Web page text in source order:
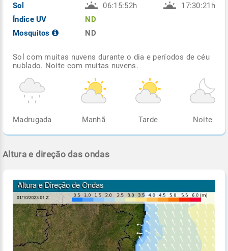
Sol
Índice UV
Mosquitos
06:15:52h
ND
ND
17:30:21h
Sol com muitas nuvens durante o dia e períodos de céu
nublado. Noite com muitas nuvens.
Madrugada Manhã Tarde Noite
Altura e direção das ondas